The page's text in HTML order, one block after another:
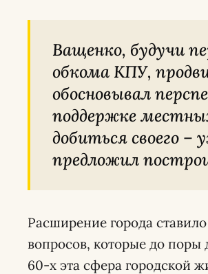
Ващенко, будучи первым секретарём Харьковского
обкома КПУ,
обосновывал
поддержке
добиться своего –
предложил
Расширение города
вопросов, которые до
60-х эта сфера городской